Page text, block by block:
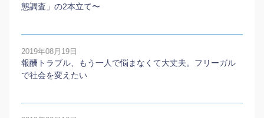
態調査」の2本⽴て〜
2019年08月19日
報酬トラブル、もう一人で悩まなくて大丈夫。フリーガル
で社会を変えたい